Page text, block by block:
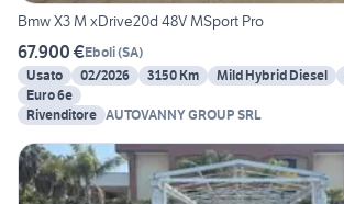
Bmw X3 M xDrive20d 48V MSport Pro
67.900 €Eboli(SA)
Usato
02/2026 3150 Km Mild Hybrid Diesel
Euro 6e
Rivenditore AUTOVANNY GROUP SRL